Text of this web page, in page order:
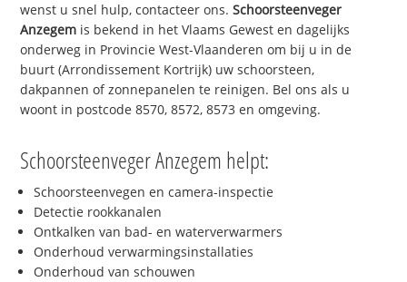
wenst u snel hulp, contacteer ons.Schoorsteenveger
Anzegem is bekend in het Vlaams Gewest en dagelijks
onderweg in Provincie West-Vlaanderen om bij u in de
buurt (Arrondissement Kortrijk) uw schoorsteen,
dakpannen of zonnepanelen te reinigen. Bel ons als u
woont in postcode 8570, 8572, 8573 en omgeving.
Schoorsteenveger Anzegem helpt:
Schoorsteenvegen en camera-inspectie
Detectie rookkanalen
Ontkalken van bad- en waterverwarmers
Onderhoud verwarmingsinstallaties
Onderhoud van schouwen